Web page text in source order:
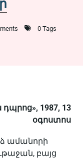
0 Tags
1987, 13
օգոստոս
ամանորի
բայց